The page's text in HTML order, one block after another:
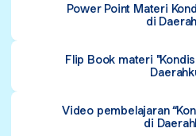
Power Point Materi
di
Flip Book materi
Video pembelajaran
di